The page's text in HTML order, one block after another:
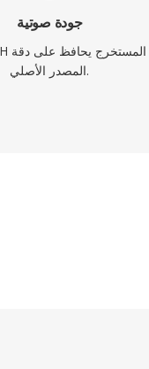
جودة صوتية
المصدر الأصلي.